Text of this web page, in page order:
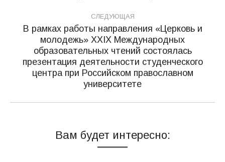
СЛЕДУЮЩАЯ
Следующая
запись:
В рамках работы направления «Церковь и
молодежь» XXIХ Международных
образовательных чтений состоялась
презентация деятельности студенческого
центра при Российском православном
университете
Вам будет интересно: